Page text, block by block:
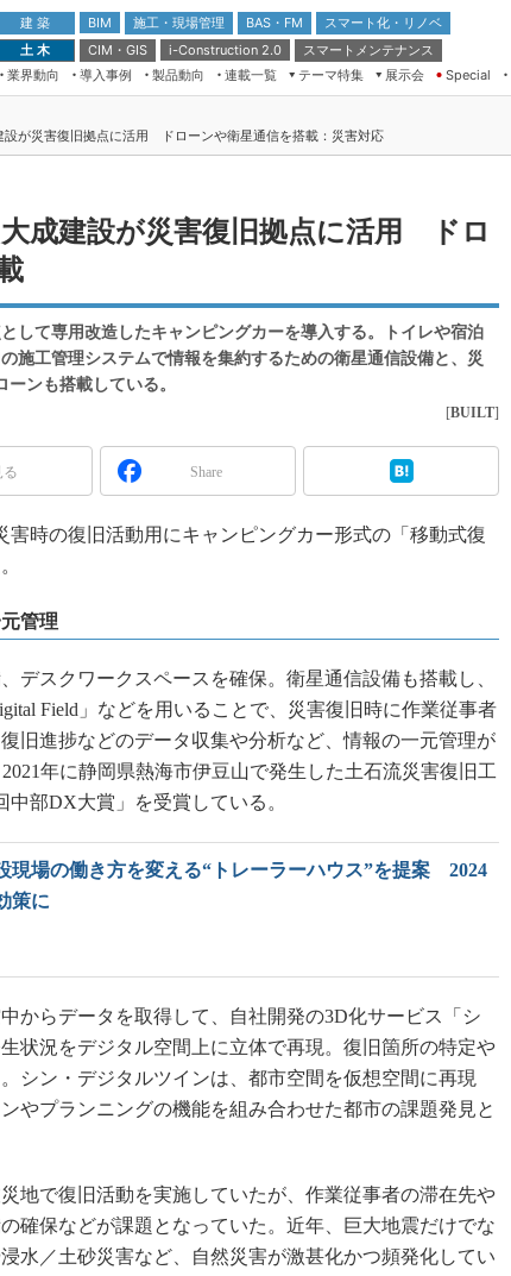
建 築 BIM 施工・現場管理 BAS・FM
スマート化・リノベ
土 木
CIM・GIS i-Construction 2.0
スマートメンテナンス
業界動向
導入事例 製品動向 連載一覧
テーマ特集
ドローンがもたらす建設業界の“ゲー
ムチェンジ” Ver.2.0
“Society5.0”時代のスマートビル
展示会
第8回 国際 建設・測量展
築・土木・不動産の先端技術展－
メンテナンス・レジリエンスOSAKA
日本 ものづくりワールド 2020
メンテナンス・レジリエンスTOKYO
IGAS2018
Special
設が災害復旧拠点に活用 ドローンや衛星通信を搭載：災害対応
成建設が災害復旧拠点に活用 ドロ
して専用改造したキャンピングカーを導入する。トイレや宿泊
施工管理システムで情報を集約するための衛星通信設備と、災
ンも搭載している。
[BUILT]
る Share
時の復旧活動用にキャンピングカー形式の「移動式復
管理
デスクワークスペースを確保。衛星通信設備も搭載し、
Field」などを用いることで、災害復旧時に作業従事者
旧進捗などのデータ収集や分析など、情報の一元管理が
年に静岡県熱海市伊豆山で発生した土石流災害復旧工
部DX大賞」を受賞している。
現場の働き方を変える“トレーラーハウス”を提案 2024
策に
からデータを取得して、自社開発の3D化サービス「シ
状況をデジタル空間上に立体で再現。復旧箇所の特定や
シン・デジタルツインは、都市空間を仮想空間に再現
やプランニングの機能を組み合わせた都市の課題発見と
地で復旧活動を実施していたが、作業従事者の滞在先や
確保などが課題となっていた。近年、巨大地震だけでな
水／土砂災害など、自然災害が激甚化かつ頻発化してい